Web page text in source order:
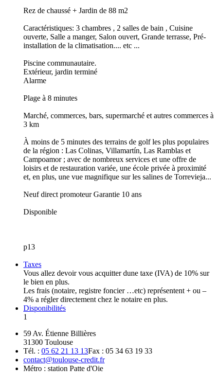
Rez de chaussé + Jardin de 88 m2
Caractéristiques: 3 chambres , 2 salles de bain , Cuisine
ouverte, Salle a manger, Salon ouvert, Grande terrasse, Pré-
installation de la climatisation.... etc ...
Piscine communautaire.
Extérieur, jardin terminé
Alarme
Plage à 8 minutes
Marché, commerces, bars, supermarché et autres commerces à
3 km
À moins de 5 minutes des terrains de golf les plus populaires
de la région : Las Colinas, Villamartín, Las Ramblas et
Campoamor ; avec de nombreux services et une offre de
loisirs et de restauration variée, une école privée à proximité
et, en plus, une vue magnifique sur les salines de Torrevieja...
Neuf direct promoteur Garantie 10 ans
Disponible
p13
Taxes
Vous allez devoir vous acquitter dune taxe (IVA) de 10% sur
le bien en plus.
Les frais (notaire, registre foncier …etc) représentent + ou –
4% a régler directement chez le notaire en plus.
Disponibilités
1
59 Av. Étienne Billières
31300 Toulouse
Tél. : 05 62 21 13 13Fax : 05 34 63 19 33
contact@toulouse-credit.fr
Métro : station Patte d'Oie